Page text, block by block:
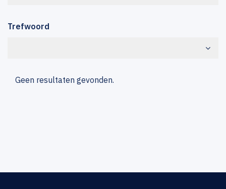
Trefwoord
Geen resultaten gevonden.